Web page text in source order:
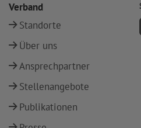
Verband
Standorte
Über uns
Ansprechpartner
Stellenangebote
Publikationen